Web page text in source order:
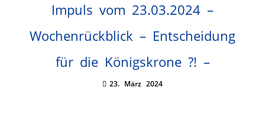
Impuls vom 23.03.2024 –
Wochenrückblick – Entscheidung
für die Königskrone ?! –
23. März 2024